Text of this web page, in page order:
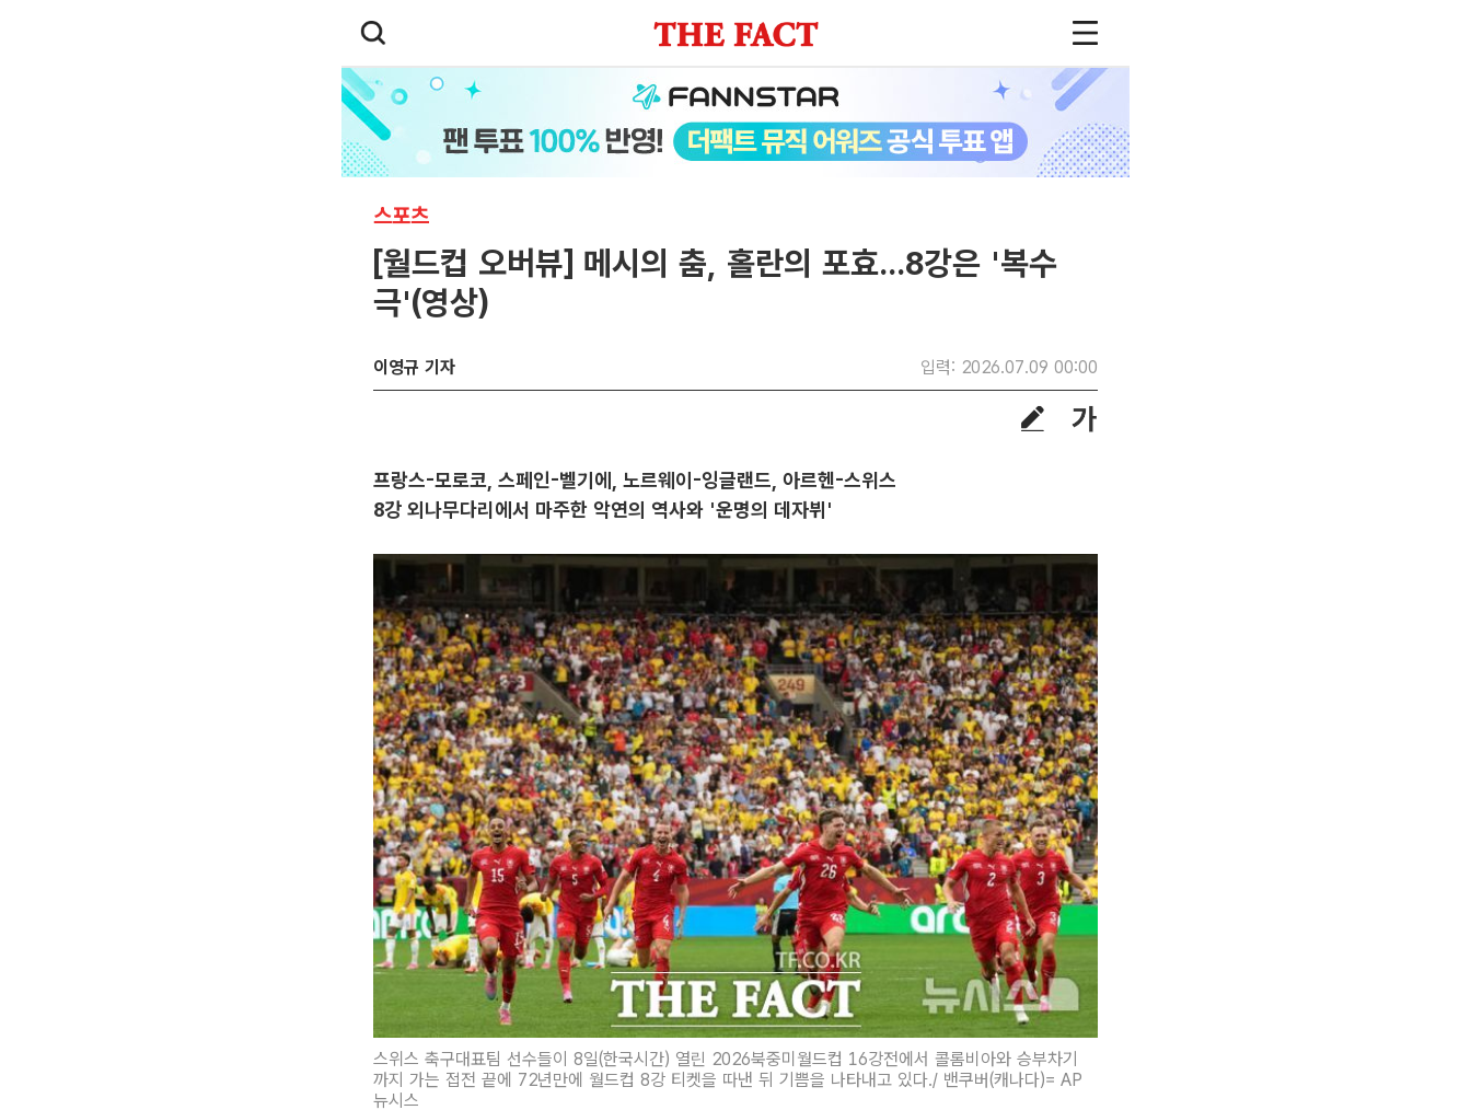
스포츠
[월드컵 오버뷰] 메시의 춤, 홀란의 포효...8강은 '복수
극'(영상)
이영규 기자 입력: 2026.07.09 00:00
프랑스-모로코, 스페인-벨기에, 노르웨이-잉글랜드, 아르헨-스위스
8강 외나무다리에서 마주한 악연의 역사와 '운명의 데자뷔'
스위스 축구대표팀 선수들이 8일(한국시간) 열린 2026북중미월드컵 16강전에서 콜롬비아와 승부차기
까지 가는 접전 끝에 72년만에 월드컵 8강 티켓을 따낸 뒤 기쁨을 나타내고 있다./ 밴쿠버(캐나다)= AP
뉴시스